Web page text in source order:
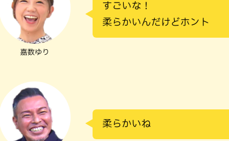
嘉数ゆり
すごいな！
柔らかいんだけどホント
柔らかいね